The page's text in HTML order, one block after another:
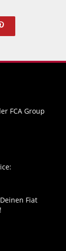
FCA Group
Fiat